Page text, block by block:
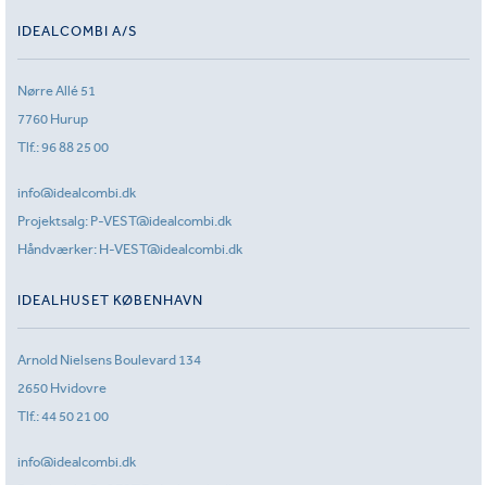
IDEALCOMBI A/S
Nørre Allé 51
7760 Hurup
Tlf.:96 88 25 00
info@idealcombi.dk
Projektsalg: P-VEST@idealcombi.dk
Håndværker: H-VEST@idealcombi.dk
IDEALHUSET KØBENHAVN
Arnold Nielsens Boulevard 134
2650 Hvidovre
Tlf.:44 50 21 00
info@idealcombi.dk